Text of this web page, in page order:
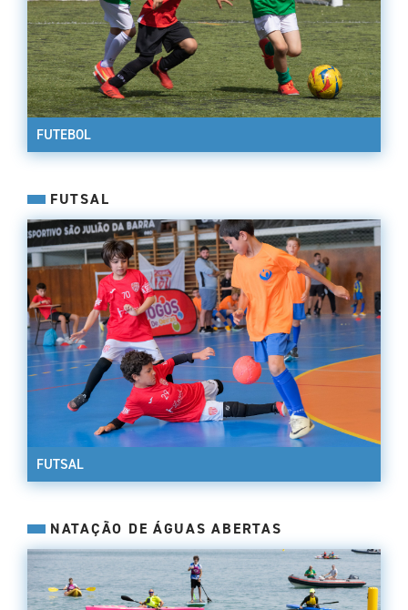
FUTEBOL
FUTSAL
FUTSAL
NATAÇÃO DE ÁGUAS ABERTAS